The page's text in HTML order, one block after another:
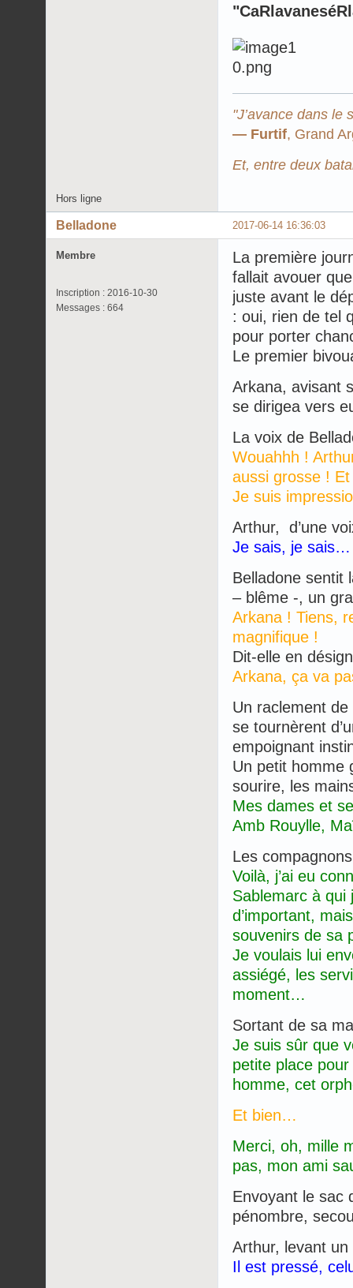
"J’avance dans le
— Furtif, Grand
Et, entre deux
Hors ligne
2017-06-14 16:36:03
Belladone
Membre
Inscription : 2016-10-30
Messages : 664
La première
fallait avouer
juste avant le
: oui, rien de tel
pour porter
Le premier
Arkana, avisant
se dirigea vers
La voix de
Wouahhh !
aussi grosse ! Et
Je suis
Arthur, d’une
Je sais, je
Belladone sentit
– blême -, un
Arkana ! Tiens,
magnifique !
Dit-elle en
Arkana, ça va
Un raclement
se tournèrent
empoignant
Un petit homme
sourire, les
Mes dames et
Amb Rouylle,
Les
Voilà, j’ai eu
Sablemarc à
d’important,
souvenirs de sa
Je voulais lui
assiégé, les
moment…
Sortant de sa
Je suis sûr que
petite place
homme, cet
Et bien…
Merci, oh, mille
pas, mon ami
Envoyant le sac
pénombre,
Arthur, levant un
Il est pressé,